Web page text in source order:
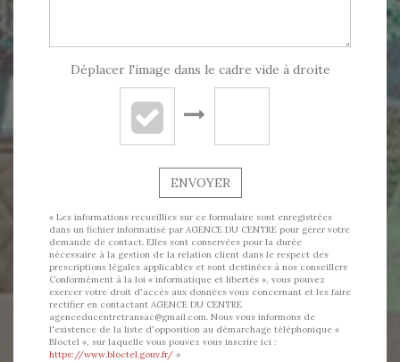
Déplacer l'image dans le cadre vide à droite
ENVOYER
« Les informations recueillies sur ce formulaire sont enregistrées
dans un fichier informatisé par AGENCE DU CENTRE pour gérer votre
demande de contact. Elles sont conservées pour la durée
nécessaire à la gestion de la relation client dans le respect des
prescriptions légales applicables et sont destinées à nos conseillers
Conformément à la loi « informatique et libertés », vous pouvez
exercer votre droit d'accès aux données vous concernant et les faire
rectifier en contactant AGENCE DU CENTRE
agenceducentretransac@gmail.com. Nous vous informons de
l'existence de la liste d'opposition au démarchage téléphonique «
Bloctel », sur laquelle vous pouvez vous inscrire ici :
https://www.bloctel.gouv.fr/ »